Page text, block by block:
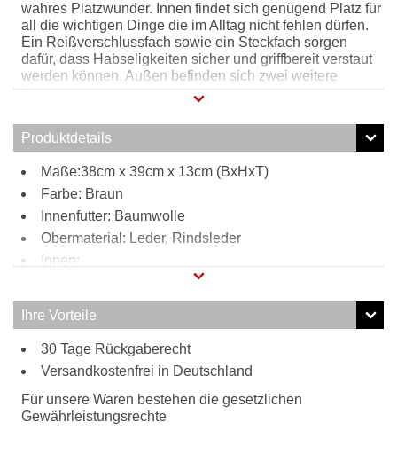
wahres Platzwunder. Innen findet sich genügend Platz für
all die wichtigen Dinge die im Alltag nicht fehlen dürfen.
Ein Reißverschlussfach sowie ein Steckfach sorgen
dafür, dass Habseligkeiten sicher und griffbereit verstaut
werden können. Außen befinden sich zwei weitere
Reißverschlussfächer welche für zusätzlichen Stauraum
Rindsleder. Durch den verstell- und abnehmbaren
Schultergurt kann diese Henkeltasche bequem zur
Produktdetails
Maße:38cm x 39cm x 13cm (BxHxT)
Farbe: Braun
Innenfutter: Baumwolle
Obermaterial: Leder, Rindsleder
Innen:
1 Reißverschlussfach
1 Steckfach
Außen:
2 Reißverschlussfächer
Tragweise:
Henkel
Schulterriemen
Ihre Vorteile
30 Tage Rückgaberecht
Versandkostenfrei in Deutschland
Für unsere Waren bestehen die gesetzlichen
Gewährleistungsrechte